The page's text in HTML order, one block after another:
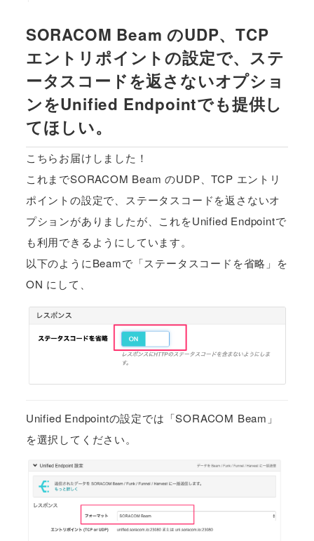
SORACOM Beam のUDP、TCP
エントリポイントの設定で、ステ
ータスコードを返さないオプショ
ンをUnified Endpointでも提供し
てほしい。
こちらお届けしました！
これまでSORACOM Beam のUDP、TCP エントリ
ポイントの設定で、ステータスコードを返さないオ
プションがありましたが、これをUnified Endpointで
も利用できるようにしています。
以下のようにBeamで「ステータスコードを省略」を
ON にして、
Unified Endpointの設定では「SORACOM Beam」
を選択してください。